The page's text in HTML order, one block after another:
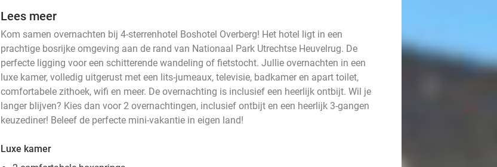
Lees meer
Kom samen overnachten bij 4-sterrenhotel Boshotel Overberg! Het hotel ligt in een
prachtige bosrijke omgeving aan de rand van Nationaal Park Utrechtse Heuvelrug. De
perfecte ligging voor een schitterende wandeling of fietstocht. Jullie overnachten in een
luxe kamer, volledig uitgerust met een lits-jumeaux, televisie, badkamer en apart toilet,
comfortabele zithoek, wifi en meer. De overnachting is inclusief een heerlijk ontbijt. Wil je
langer blijven? Kies dan voor 2 overnachtingen, inclusief ontbijt en een heerlijk 3-gangen
keuzediner! Beleef de perfecte mini-vakantie in eigen land!
Luxe kamer